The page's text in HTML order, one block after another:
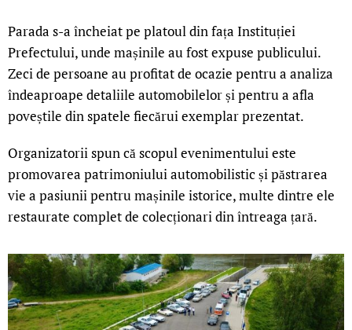
Parada s-a încheiat pe platoul din fața Instituției
Prefectului, unde mașinile au fost expuse publicului.
Zeci de persoane au profitat de ocazie pentru a analiza
îndeaproape detaliile automobilelor și pentru a afla
poveștile din spatele fiecărui exemplar prezentat.
Organizatorii spun că scopul evenimentului este
promovarea patrimoniului automobilistic și păstrarea
vie a pasiunii pentru mașinile istorice, multe dintre ele
restaurate complet de colecționari din întreaga țară.